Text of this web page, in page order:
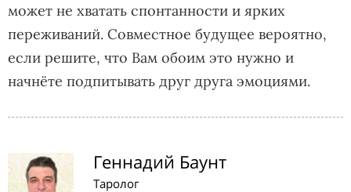
может не хватать спонтанности и ярких
переживаний. Совместное будущее вероятно,
если решите, что Вам обоим это нужно и
начнёте подпитывать друг друга эмоциями.
Геннадий Баунт
Таролог